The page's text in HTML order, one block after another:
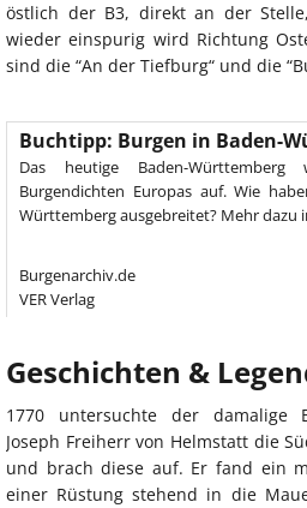
östlich der B3, direkt an der
wieder einspurig wird Richtung
sind die “An der Tiefburg“ und die
Buchtipp: Burgen in Baden-
Das heutige Baden-
Burgendichten Europas auf. Wie
Württemberg ausgebreitet? Mehr dazu
Burgenarchiv.de
VER Verlag
Geschichten &
1770 untersuchte der damalige
Joseph Freiherr von Helmstatt die
und brach diese auf. Er fand ein
einer Rüstung stehend in die